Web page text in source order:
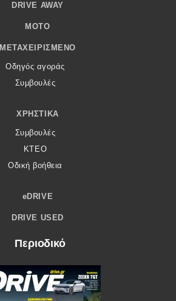
DRIVE AWAY
MOTO
ΜΕΤΑΧΕΙΡΙΣΜΈΝΟ
Οδηγός αγοράς
Συμβουλές
ΧΡΗΣΤΙΚΆ
Συμβουλές
ΚΤΕΟ
Οδική βοήθεια
eDRIVE
DRIVE USED
Περιοδικό